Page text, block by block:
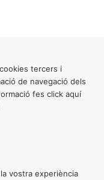
tercers i
de navegació dels
fes click aquí
vostra experiència